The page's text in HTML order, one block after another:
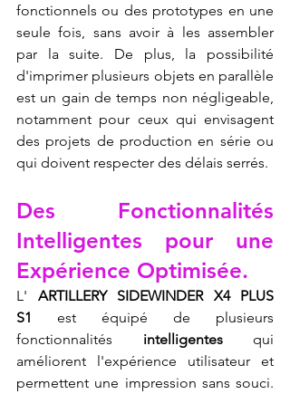
fonctionnels ou des prototypes en une
seule fois, sans avoir à les assembler
par la suite. De plus, la possibilité
d'imprimer plusieurs objets en parallèle
est un gain de temps non négligeable,
notamment pour ceux qui envisagent
des projets de production en série ou
qui doivent respecter des délais serrés.
Des Fonctionnalités
Intelligentes pour une
Expérience Optimisée.
L' ARTILLERY SIDEWINDER X4 PLUS
S1
est équipé de plusieurs
fonctionnalités intelligentes qui
améliorent l'expérience utilisateur et
permettent une impression sans souci.